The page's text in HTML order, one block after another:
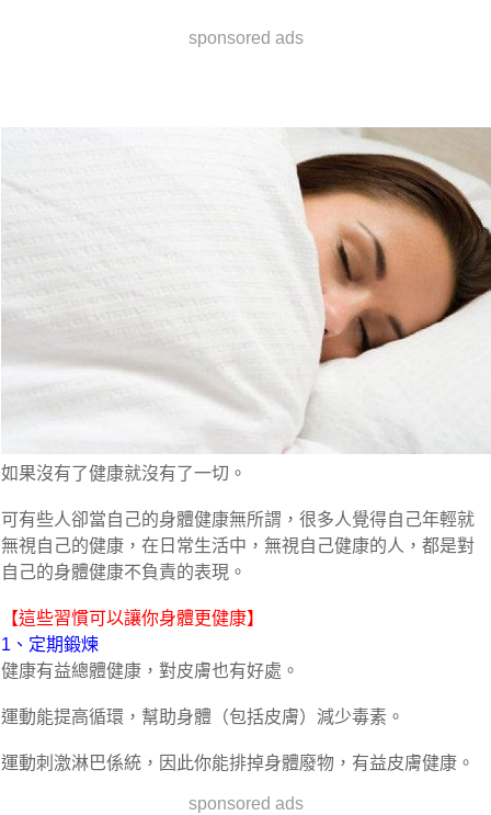
sponsored ads
如果沒有了健康就沒有了一切。
可有些人卻當自己的身體健康無所謂，很多人覺得自己年輕就
無視自己的健康，在日常生活中，無視自己健康的人，都是對
自己的身體健康不負責的表現。
【這些習慣可以讓你身體更健康】
1、定期鍛煉
健康有益總體健康，對皮膚也有好處。
運動能提高循環，幫助身體（包括皮膚）減少毒素。
運動刺激淋巴係統，因此你能排掉身體廢物，有益皮膚健康。
sponsored ads